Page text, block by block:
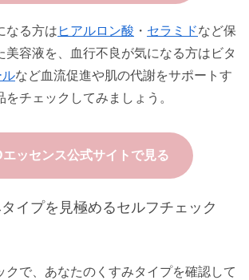
なる方は ヒアルロン酸 ・ セラミドなど保
美容液を、血行不良が気になる方はビタ
ルなど血流促進や肌の代謝をサポートす
をチェックしてみましょう。
ッセンス公式サイトで見る
イプを見極めるセルフチェック
クで、あなたのくすみタイプを確認して